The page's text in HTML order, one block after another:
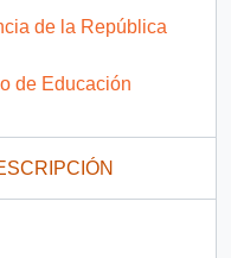
de la República
de Educación